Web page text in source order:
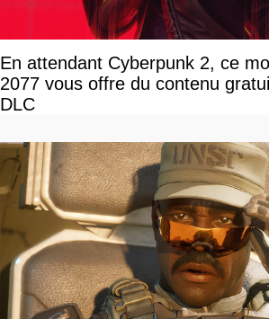
En attendant Cyberpunk 2, ce
2077 vous offre du contenu
DLC